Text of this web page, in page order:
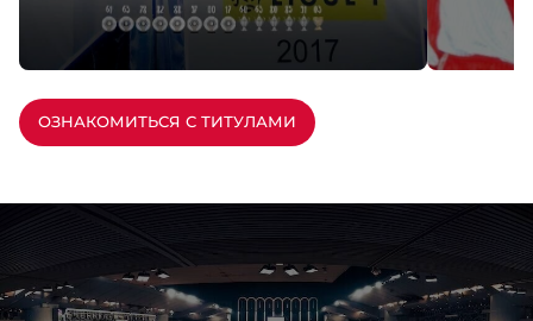
ОЗНАКОМИТЬСЯ С ТИТУЛАМИ